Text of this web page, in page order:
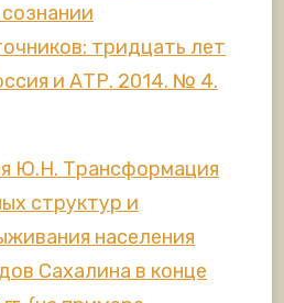
тридцать лет
и АТР. 2014. № 4.
Ю.Н. Трансформация
структур и
населения
Сахалина в конце